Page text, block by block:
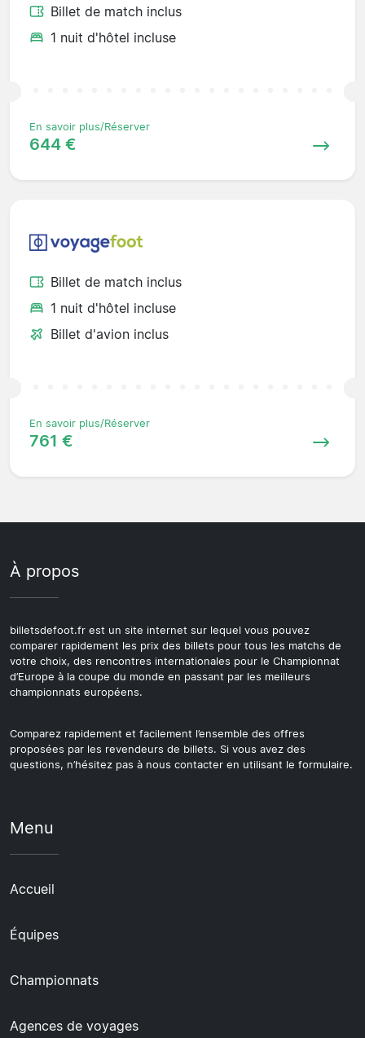
Billet de match inclus
1 nuit d'hôtel incluse
En savoir plus/Réserver
644 €
Billet de match inclus
1 nuit d'hôtel incluse
Billet d'avion inclus
En savoir plus/Réserver
761 €
À propos
billetsdefoot.fr est un site internet sur lequel vous pouvez
comparer rapidement les prix des billets pour tous les matchs de
votre choix, des rencontres internationales pour le Championnat
d’Europe à la coupe du monde en passant par les meilleurs
championnats européens.
Comparez rapidement et facilement l’ensemble des offres
proposées par les revendeurs de billets. Si vous avez des
questions, n’hésitez pas à nous contacter en utilisant le formulaire.
Menu
Accueil
Équipes
Championnats
Agences de voyages